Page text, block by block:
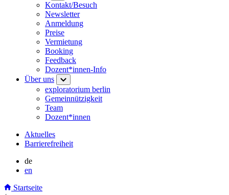
Kontakt/Besuch
Newsletter
Anmeldung
Preise
Vermietung
Booking
Feedback
Dozent*innen-Info
Über uns
exploratorium berlin
Gemeinnützigkeit
Team
Dozent*innen
Aktuelles
Barrierefreiheit
de
en
Startseite